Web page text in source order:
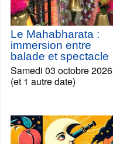
Le Mahabharata :
immersion entre
balade et spectacle
Samedi 03 octobre 2026
(et 1 autre date)